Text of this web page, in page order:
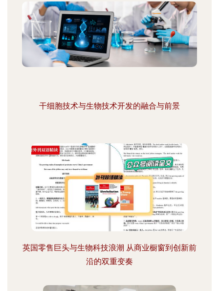
干细胞技术与生物技术开发的融合与前景
英国零售巨头与生物科技浪潮 从商业橱窗到创新前
沿的双重变奏